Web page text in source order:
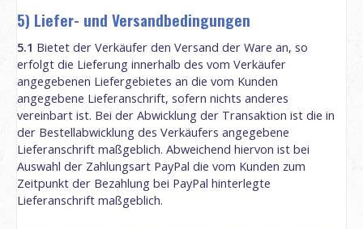
5) Liefer- und Versandbedingungen
5.1 Bietet der Verkäufer den Versand der Ware an, so
erfolgt die Lieferung innerhalb des vom Verkäufer
angegebenen Liefergebietes an die vom Kunden
angegebene Lieferanschrift, sofern nichts anderes
vereinbart ist. Bei der Abwicklung der Transaktion ist die in
der Bestellabwicklung des Verkäufers angegebene
Lieferanschrift maßgeblich. Abweichend hiervon ist bei
Auswahl der Zahlungsart PayPal die vom Kunden zum
Zeitpunkt der Bezahlung bei PayPal hinterlegte
Lieferanschrift maßgeblich.